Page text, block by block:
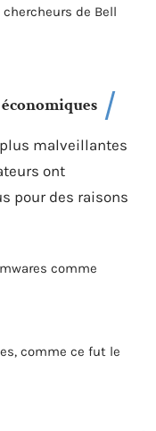
chercheurs de Bell
malveillantes
ont
pour des raisons
comme
comme ce fut le